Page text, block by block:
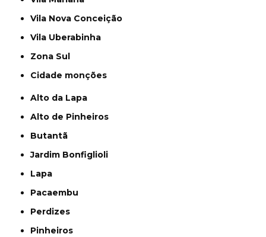
Vila Nova Conceição
Vila Uberabinha
Zona Sul
cidade monções
Alto da Lapa
Alto de Pinheiros
Butantã
Jardim Bonfiglioli
Lapa
Pacaembu
Perdizes
Pinheiros